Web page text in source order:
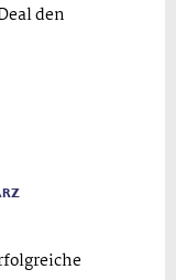
den